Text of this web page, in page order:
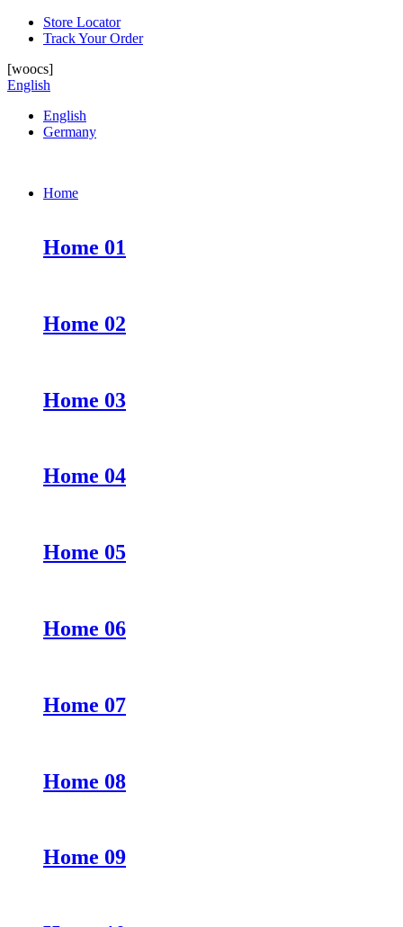
Store Locator
Track Your Order
[woocs]
English
English
Germany
Home
Home 01
Home 02
Home 03
Home 04
Home 05
Home 06
Home 07
Home 08
Home 09